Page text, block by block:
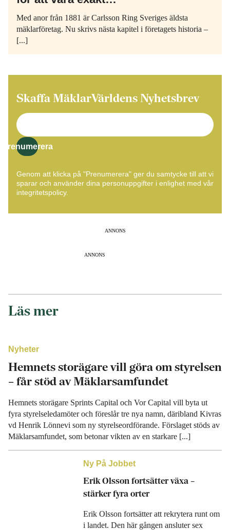
Med anor från 1881 är Carlsson Ring Sveriges äldsta
mäklarföretag. Nu skrivs nästa kapitel i företagets historia –
[...]
Skaffa MäklarVärldens Nyhetsbrev
Prenumerera
Genom att klicka på "Prenumerera" ger du samtycke till att vi
sparar och använder dina personuppgifter i enlighet med vår
integritetspolicy.
ANNONS
ANNONS
Läs mer
Nyheter
Hemnets storägare vill göra om styrelsen
– får stöd av Mäklarsamfundet
Hemnets storägare Sprints Capital och Vor Capital vill byta ut
fyra styrelseledamöter och föreslår tre nya namn, däribland Kivras
vd Henrik Lönnevi som ny styrelseordförande. Förslaget stöds av
Mäklarsamfundet, som betonar vikten av en starkare [...]
Ny På Jobbet
Erik Olsson fortsätter växa –
stärker fyra orter
Erik Olsson fortsätter att rekrytera runt om
i landet. Den här gången ansluter sex